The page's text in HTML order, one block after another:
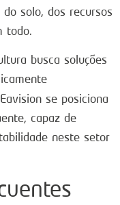
solo, dos recursos
todo.
busca soluções
se posiciona
capaz de
neste setor